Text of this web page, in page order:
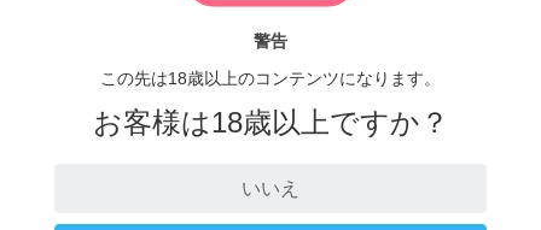
警告
この先は18歳以上のコンテンツになります。
お客様は18歳以上ですか？
いいえ